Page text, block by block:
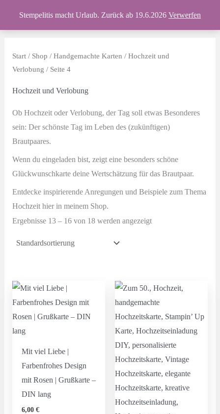
Stempelitis macht Urlaub. Zurück ab 19.6.2026 Verwerfen
Produkte
Start/ Shop / Handgemachte Karten / Hochzeit und
Verlobung / Seite 4
Hochzeit und Verlobung
Ob Hochzeit oder Verlobung, der Tag soll etwas Besonderes
sein: Der schönste Tag im Leben des (zukünftigen)
Brautpaares.
Wenn du eingeladen bist, zeigt eine besonders schöne
Glückwunschkarte deine Wertschätzung für das Brautpaar.
Entdecke inspirierende Anregungen und Beispiele zum Thema
Hochzeit hier in meinem Shop.
Ergebnisse 13 – 16 von 18 werden angezeigt
Mit viel Liebe |
Farbenfrohes Design
mit Rosen | Grußkarte –
DIN lang
6,00 €